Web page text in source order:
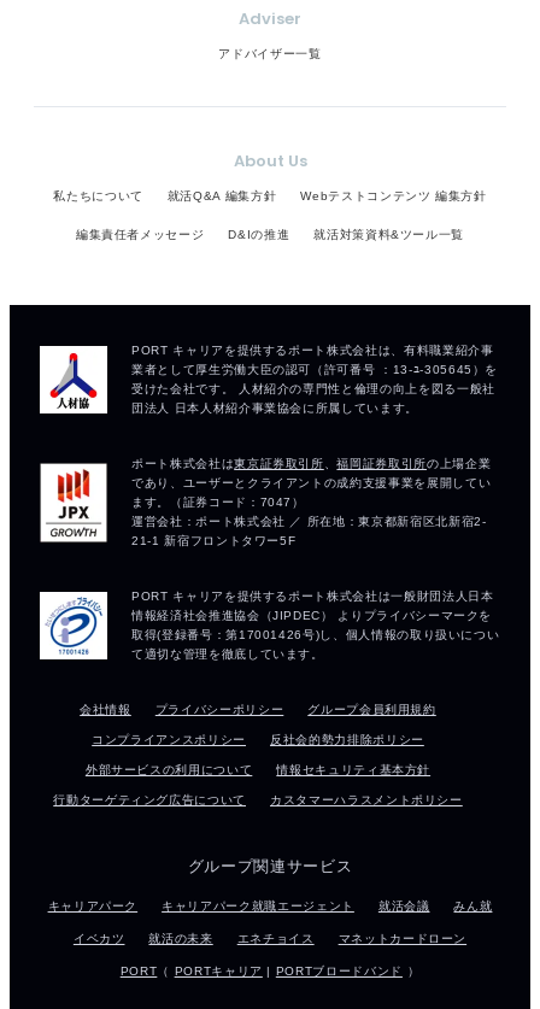
Adviser
アドバイザー一覧
About Us
私たちについて 就活Q&A 編集方針 Webテストコンテンツ 編集方針
編集責任者メッセージ D&Iの推進 就活対策資料&ツール一覧
会社情報 プライバシーポリシー グループ会員利用規約
コンプライアンスポリシー 反社会的勢力排除ポリシー
外部サービスの利用について 情報セキュリティ基本方針
行動ターゲティング広告について カスタマーハラスメントポリシー